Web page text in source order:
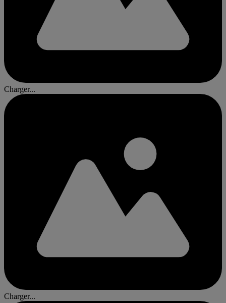
Charger...
Charger...